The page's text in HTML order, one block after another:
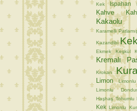
Kek
Ispahan
Kahve
Kakaolu
Karamelli
Kazandibi
Ekmek
Keşkül
Kremalı
Krokan
Limon
Limonlu
Haşhaş Tohumlu
Kek Limonlu